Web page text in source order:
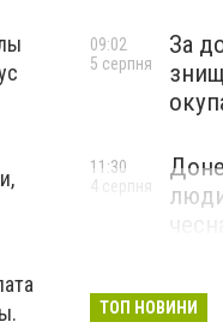
За
09:02
5 серпня
11:30
4 серпня
ТОП НОВИНИ